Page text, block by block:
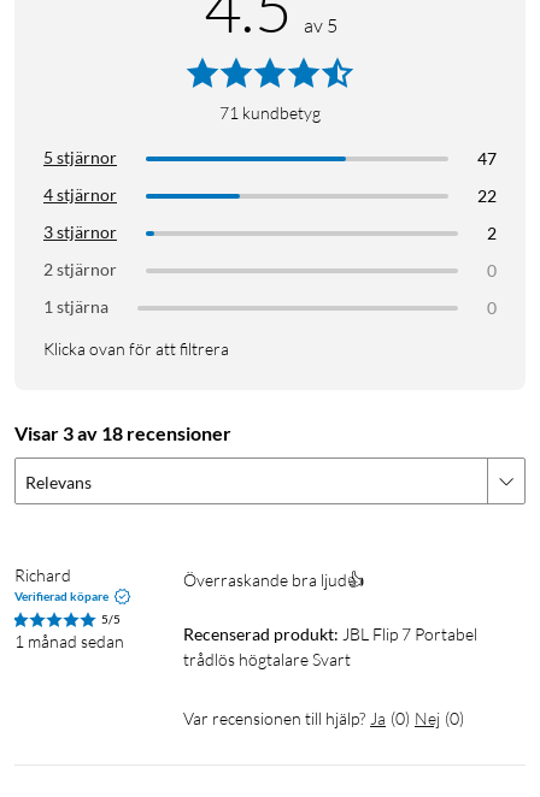
av 5
71 kundbetyg
5 stjärnor
47
4 stjärnor
22
3 stjärnor
2
2 stjärnor
0
1 stjärna
0
Klicka ovan för att filtrera
Visar 3 av 18 recensioner
Relevans
Richard
Verifierad köpare
5/5
1 månad sedan
Överraskande bra ljud👍
Recenserad produkt: JBL Flip 7 Portabel
trådlös högtalare Svart
Var recensionen till hjälp? Ja (0) Nej (0)